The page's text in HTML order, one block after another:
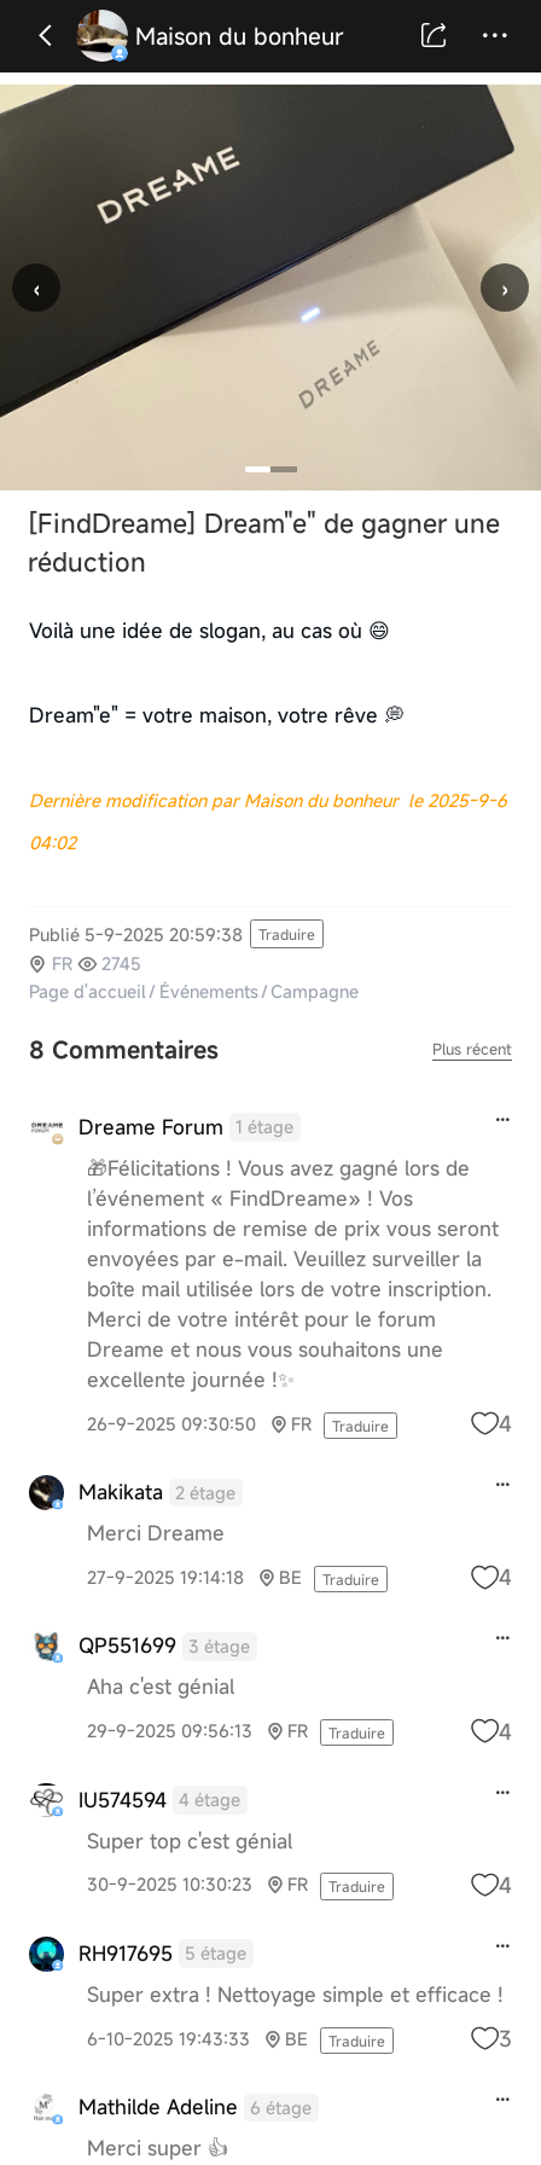
Maison du bonheur
‹ ›
[FindDreame] Dream"e" de gagner une
réduction
Voilà une idée de slogan, au cas où 😄
Dream"e" = votre maison, votre rêve 💭
Dernière modification par Maison du bonheur le 2025-9-6
04:02
Publié 5-9-2025 20:59:38 Traduire
FR
2745
Page d'accueil/ Événements/ Campagne
8 Commentaires Plus récent
Dreame Forum 1 étage
🎁Félicitations ! Vous avez gagné lors de
l’événement « FindDreame» ! Vos
informations de remise de prix vous seront
envoyées par e-mail. Veuillez surveiller la
boîte mail utilisée lors de votre inscription.
Merci de votre intérêt pour le forum
Dreame et nous vous souhaitons une
excellente journée !✨
26-9-2025 09:30:50 FR Traduire 4
Makikata 2 étage
Merci Dreame
27-9-2025 19:14:18 BE Traduire 4
QP551699 3 étage
Aha c'est génial
29-9-2025 09:56:13 FR Traduire 4
IU574594 4 étage
Super top c'est génial
30-9-2025 10:30:23 FR Traduire 4
RH917695 5 étage
Super extra ! Nettoyage simple et efficace !
6-10-2025 19:43:33 BE Traduire 3
Mathilde Adeline 6 étage
Merci super 👍